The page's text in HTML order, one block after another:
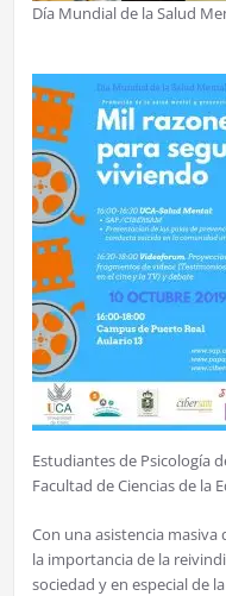
Día Mundial de la Salud
Estudiantes de Psicología
Facultad de Ciencias de la
Con una asistencia masiva
la importancia de la
sociedad y en especial de